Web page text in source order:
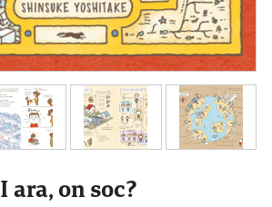
I ara, on soc?